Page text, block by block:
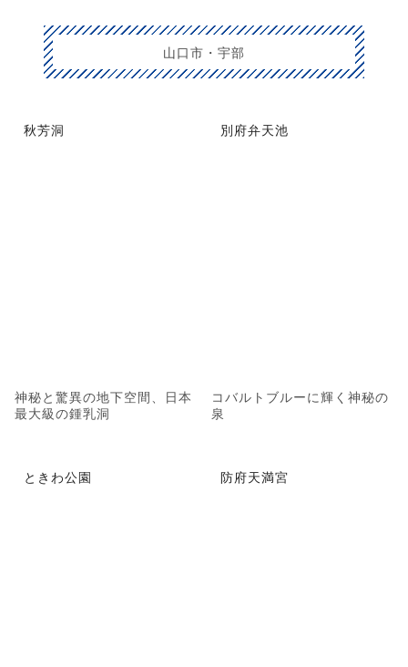
山口市・宇部
秋芳洞
神秘と驚異の地下空間、日本
最大級の鍾乳洞
別府弁天池
コバルトブルーに輝く神秘の
泉
ときわ公園 防府天満宮